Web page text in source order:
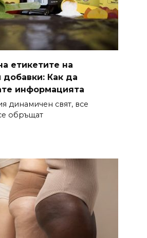
етикетите на
добавки: Как да
информацията
динамичен свят, все
обръщат